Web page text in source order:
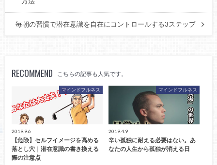
毎朝の習慣で潜在意識を自在にコントロールする3ステップ
RECOMMEND こちらの記事も人気です。
マインドフルネス
2019.9.6
【危険】セルフイメージを高める
落とし穴｜潜在意識の書き換える
際の注意点
マインドフルネス
2019.4.9
辛い孤独に耐える必要はない。あ
なたの人生から孤独が消える日